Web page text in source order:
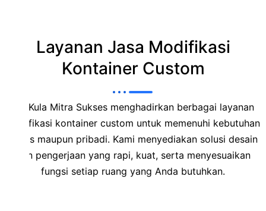
Layanan Jasa Modifikasi
Kontainer Custom
CV Kula Mitra Sukses menghadirkan berbagai layanan
modifikasi kontainer custom untuk memenuhi kebutuhan
bisnis maupun pribadi. Kami menyediakan solusi desain
dan pengerjaan yang rapi, kuat, serta menyesuaikan
fungsi setiap ruang yang Anda butuhkan.